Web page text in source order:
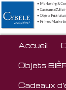
• Marketing &
• Cadeaux
• Objets
• Primes
Aller au
Aller au
Accueil
Objets
Cadeaux